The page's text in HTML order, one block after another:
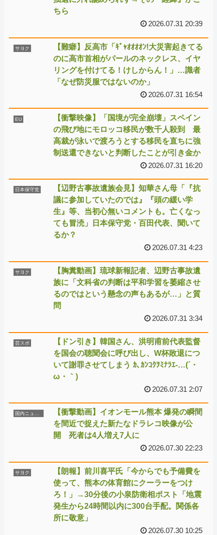
ちら
2026.07.31 20:39
サヨク
【難癖】反高市「ｷﾞｬｵｵｵｵﾝ!大災害起きてる
のに高市首相がパールのネックレス、イヤ
リングを付けてる！けしからん！」…識者
「なぜ防災服ではないのか」
2026.07.31 16:54
EU
【衝撃映像】「国境が完全崩壊」スペイン
の飛び地にモロッコ移民が数千人殺到 最
高裁が泳いで渡ろうとする移民を直ちに強
制送還できないと判断したことが引き金か
2026.07.31 16:20
日本保守党
【辺野古事故遺族会見】知華さん母「『抗
議に参加していたのでは』『頭の緩い学
生』等、当初心無いコメントも。亡くなっ
ても冒涜」日本保守党・百田代表、聞いて
るか？
2026.07.31 4:23
サヨク
【胸糞動画】琉球新報記者、辺野古事故遺
族に「文科省の判断は平和学習を萎縮させ
るのではという懸念の声もあるが…」と質
問
2026.07.31 3:34
芸スポ
【ドン引き】韓国さん、洪明甫前代表監督
を国会の聴聞会に呼び出し、W杯敗退につ
いて謝罪させてしまう ｶ､ｶﾝｺｸｦﾐﾅﾗｴ-…(´・
ω・｀)
2026.07.31 2:07
国内ニュース
【衝撃動画】イオンモール熊本 爆発の瞬間
を間近で捉えた新たなドラレコ映像が公
開 死者は4人増え7人に
2026.07.30 22:23
サヨク
【朗報】前川喜平氏「今からでも予備費を
使って、熊本の体育館にクーラーをつけ
ろ！」→30分後の小泉防衛相ポスト「地震
発生から24時間以内に300台手配。関係各
所に敬意」
2026.07.30 10:25